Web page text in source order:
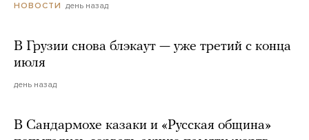
НОВОСТИ день назад
В Грузии снова блэкаут — уже третий с конца
июля
день назад
В Сандармохе казаки и «Русская община»